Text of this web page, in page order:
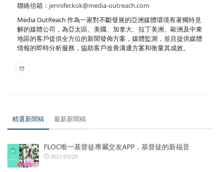
聯絡信箱： jennifer.kok@media-outreach.com
Media OutReach 作為一家對不斷發展的亞洲媒體環境有著獨特見
解的媒體公司，為亞太區、美國、加拿大、拉丁美洲、歐洲及中東
地區的客戶提供全方位的新聞發佈方案，媒體監測，並且提供媒體
情報的即時分析服務，協助客戶改善溝通方案和衡量其成效。
精選新聞稿 最新新聞稿
FLOC唯一基督徒專屬交友APP，基督徒的新福音
2021/03/29